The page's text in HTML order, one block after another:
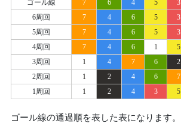
ゴール線
7 6 4 5 3
6周回
7 4 6 5 3
5周回
7 4 6 5 3
4周回
7 4 6 1 5
3周回
1 4 7 6 2
2周回
1 2 4 6 7
1周回
1 2 4 3 5
ゴール線の通過順を表した表になります。